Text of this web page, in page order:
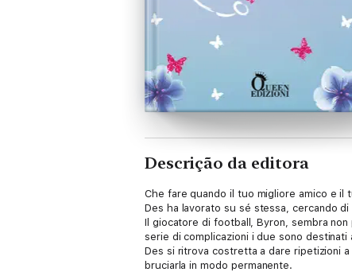
Descrição da editora
Che fare quando il tuo migliore amico e il
Des ha lavorato su sé stessa, cercando
Il giocatore di football, Byron, sembra
serie di complicazioni i due sono destinati
Des si ritrova costretta a dare ripetizioni
bruciarla in modo permanente.